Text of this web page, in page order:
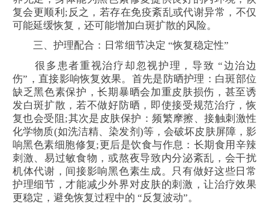
复会更顺利;反之，若存在免疫紊乱或代谢异常，不仅
可能延缓恢复，还可能增加白斑扩散的风险。
三、护理配合：日常细节决定 “恢复稳定性”
很多患者重视治疗却忽视护理，导致 “边治边
伤”，直接影响恢复效果。首先是防晒护理：白斑部位
缺乏黑色素保护，长期暴晒会加重皮肤损伤，甚至诱
发白斑扩散，若不做好防晒，即使接受规范治疗，恢
复也会受阻;其次是皮肤保护：频繁摩擦、接触刺激性
化学物质(如洗洁精、染发剂)等，会破坏皮肤屏障，影
响黑色素细胞修复;更后是饮食与作息：长期食用辛辣
刺激、易过敏食物，或熬夜导致内分泌紊乱，会干扰
机体代谢，间接影响黑色素生成。只有做好这些日常
护理细节，才能减少外界对皮肤的刺激，让治疗效果
更稳定，避免恢复过程中的 “反复波动”。